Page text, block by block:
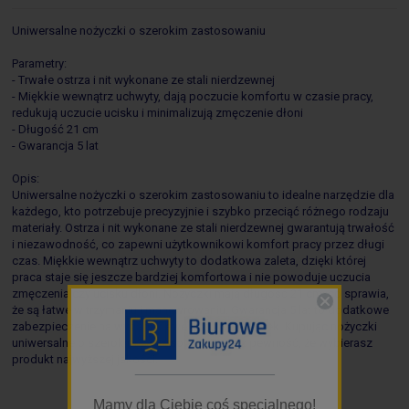
Uniwersalne nożyczki o szerokim zastosowaniu
Parametry:
- Trwałe ostrza i nit wykonane ze stali nierdzewnej
- Miękkie wewnątrz uchwyty, dają poczucie komfortu w czasie pracy,
redukują uczucie ucisku i minimalizują zmęczenie dłoni
- Długość 21 cm
- Gwarancja 5 lat
Opis:
Uniwersalne nożyczki o szerokim zastosowaniu to idealne narzędzie dla
każdego, kto potrzebuje precyzyjnie i szybko przeciąć różnego rodzaju
materiały. Ostrza i nit wykonane ze stali nierdzewnej gwarantują trwałość
i niezawodność, co zapewni użytkownikowi komfort pracy przez długi
czas. Miękkie wewnątrz uchwyty to dodatkowa zaleta, dzięki której
praca staje się jeszcze bardziej komfortowa i nie powoduje uczucia
zmęczenia czy ucisku dłoni. Nożyczki mają długość 21 cm, co sprawia,
że są łatwe w trzymaniu i manewrowaniu. Gwarancja 5 lat to dodatkowe
zabezpieczenie na wypadek ewentualnych usterek. Kupując nożyczki
uniwersalne o szerokim zastosowaniu masz pewność, że wybierasz
produkt najwyższej jakości.
Mamy dla Ciebie coś specjalnego!